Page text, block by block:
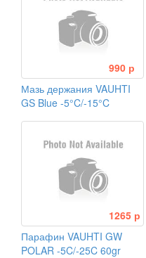
990 р
Мазь держания VAUHTI
GS Blue -5°C/-15°C
1265 р
Парафин VAUHTI GW
POLAR -5C/-25C 60gr